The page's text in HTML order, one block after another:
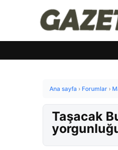
Ana sayfa › Forumlar ›
Taşacak